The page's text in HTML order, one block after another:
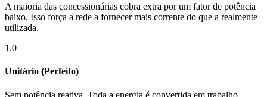
A maioria das concessionárias cobra extra por um fator de potência
baixo. Isso força a rede a fornecer mais corrente do que a realmente
utilizada.
1.0
Unitário (Perfeito)
Sem potência reativa. Toda a energia é convertida em trabalho.